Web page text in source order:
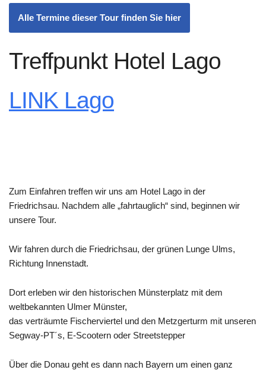
Alle Termine dieser Tour finden Sie hier
Treffpunkt Hotel Lago
LINK Lago
Zum Einfahren treffen wir uns am Hotel Lago in der
Friedrichsau. Nachdem alle „fahrtauglich“ sind, beginnen wir
unsere Tour.
Wir fahren durch die Friedrichsau, der grünen Lunge Ulms,
Richtung Innenstadt.
Dort erleben wir den historischen Münsterplatz mit dem
weltbekannten Ulmer Münster,
das verträumte Fischerviertel und den Metzgerturm mit unseren
Segway-PT´s, E-Scootern oder Streetstepper
Über die Donau geht es dann nach Bayern um einen ganz